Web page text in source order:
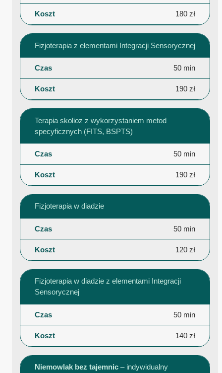
180 zł
Fizjoterapia z elementami Integracji Sensorycznej
50 min
190 zł
Terapia skolioz z wykorzystaniem metod
specyficznych (FITS, BSPTS)
50 min
190 zł
Fizjoterapia w diadzie
50 min
120 zł
Fizjoterapia w diadzie z elementami Integracji
Sensorycznej
50 min
140 zł
Niemowlak bez tajemnic– indywidualny